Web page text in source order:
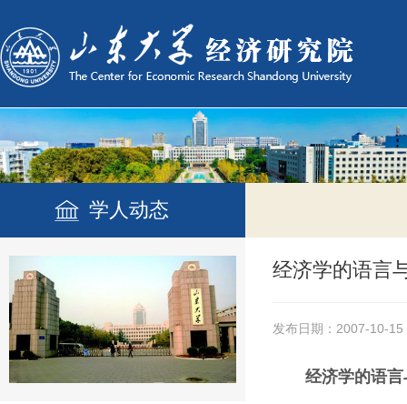
学人动态
经济学的语言
发布日期：2007-10-15
经济学的语